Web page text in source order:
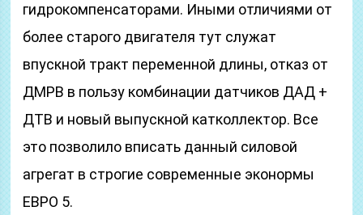
гидрокомпенсаторами. Иными отличиями от
более старого двигателя тут служат
впускной тракт переменной длины, отказ от
ДМРВ в пользу комбинации датчиков ДАД +
ДТВ и новый выпускной катколлектор. Все
это позволило вписать данный силовой
агрегат в строгие современные эконормы
ЕВРО 5.